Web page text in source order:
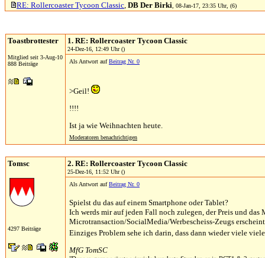
RE: Rollercoaster Tycoon Classic, DB Der Birki , 08-Jan-17, 23:35 Uhr, (6)
Toastbrottester
Mitglied seit 3-Aug-10
888 Beiträge
1. RE: Rollercoaster Tycoon Classic
24-Dez-16, 12:49 Uhr ()
Als Antwort aufBeitrag Nr. 0
>Geil!
!!!!
Ist ja wie Weihnachten heute.
Moderatoren benachrichtigen
Tomsc
4297 Beiträge
2. RE: Rollercoaster Tycoon Classic
25-Dez-16, 11:52 Uhr ()
Als Antwort aufBeitrag Nr. 0
Spielst du das auf einem Smartphone oder Tablet?
Ich werds mir auf jeden Fall noch zulegen, der Preis und
Microtransaction/SocialMedia/Werbescheiss-Zeugs
Einziges Problem sehe ich darin, dass dann wieder viele
MfG TomSC